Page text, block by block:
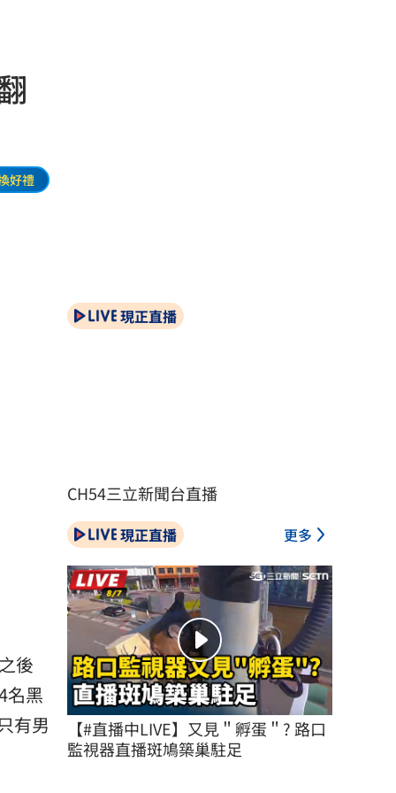
好禮
後
名黑
有男
現正直播
CH54三立新聞台直播
現正直播 更多
【#直播中LIVE】又見＂孵蛋＂? 路口
監視器直播斑鳩築巢駐足